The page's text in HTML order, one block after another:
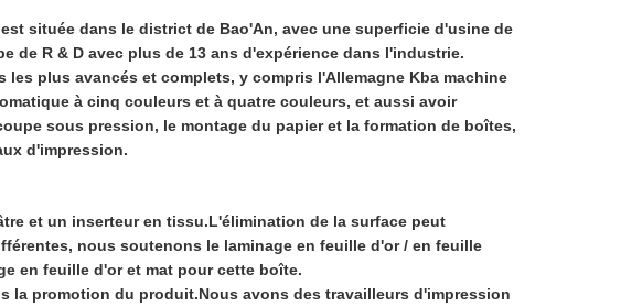
située dans le district de Bao'An, avec une superficie d'usine de
de R & D avec plus de 13 ans d'expérience dans l'industrie.
plus avancés et complets, y compris l'Allemagne Kba machine
à cinq couleurs et à quatre couleurs, et aussi avoir
sous pression, le montage du papier et la formation de boîtes,
d'impression.
et un inserteur en tissu.L'élimination de la surface peut
nous soutenons le laminage en feuille d'or / en feuille
en feuille d'or et mat pour cette boîte.
la promotion du produit.Nous avons des travailleurs d'impression